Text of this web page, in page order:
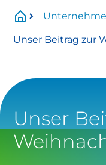
Mittwoch,
Unser Beitrag zur
Unser